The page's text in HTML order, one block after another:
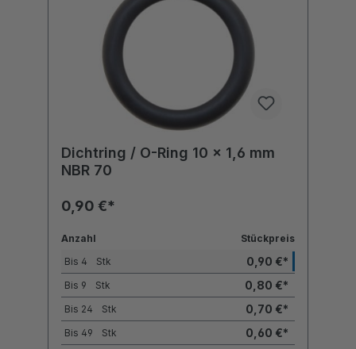
Dichtring / O-Ring 10 x 1,6 mm
NBR 70
0,90 €*
Anzahl
Stückpreis
Bis 4 Stk 0,90 €*
Bis 9 Stk 0,80 €*
Bis 24 Stk 0,70 €*
Bis 49 Stk 0,60 €*